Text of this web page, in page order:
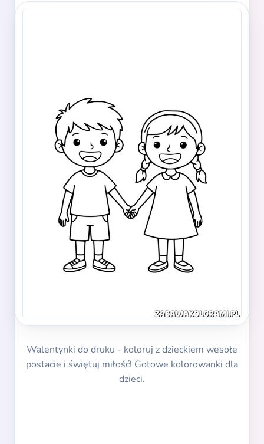
Walentynki do druku - koloruj z dzieckiem wesołe
postacie i świętuj miłość! Gotowe kolorowanki dla
dzieci.